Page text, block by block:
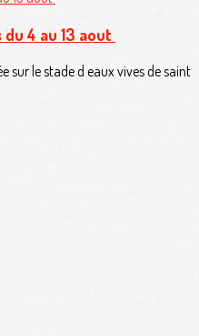
4 au 13 aout
sur le stade d eaux vives de saint